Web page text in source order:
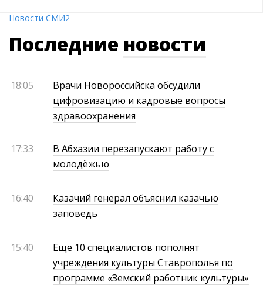
Новости СМИ2
Последние новости
18:05
Врачи Новороссийска обсудили
цифровизацию и кадровые вопросы
здравоохранения
17:33
В Абхазии перезапускают работу с
молодёжью
16:40
Казачий генерал объяснил казачью
заповедь
15:40
Еще 10 специалистов пополнят
учреждения культуры Ставрополья по
программе «Земский работник культуры»